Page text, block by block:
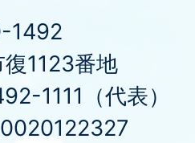
1492
1123番地
1111（代表）